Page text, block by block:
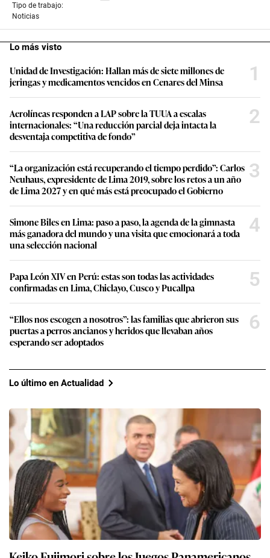
Tipo de trabajo:
Noticias
Lo más visto
Unidad de Investigación: Hallan más de siete millones de
jeringas y medicamentos vencidos en Cenares del Minsa
1
Aerolíneas responden a LAP sobre la TUUA a escalas
internacionales: “Una reducción parcial deja intacta la
desventaja competitiva de fondo”
2
“La organización está recuperando el tiempo perdido”: Carlos
Neuhaus, expresidente de Lima 2019, sobre los retos a un año
de Lima 2027 y en qué más está preocupado el Gobierno
3
Simone Biles en Lima: paso a paso, la agenda de la gimnasta
más ganadora del mundo y una visita que emocionará a toda
una selección nacional
4
Papa León XIV en Perú: estas son todas las actividades
confirmadas en Lima, Chiclayo, Cusco y Pucallpa
5
“Ellos nos escogen a nosotros”: las familias que abrieron sus
puertas a perros ancianos y heridos que llevaban años
esperando ser adoptados
6
Lo último en Actualidad